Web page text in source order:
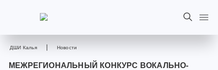
ДШИ Калья Новости
МЕЖРЕГИОНАЛЬНЫЙ КОНКУРС ВОКАЛЬНО-